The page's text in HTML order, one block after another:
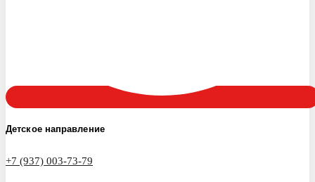
Детское направление
+7 (937) 003-73-79